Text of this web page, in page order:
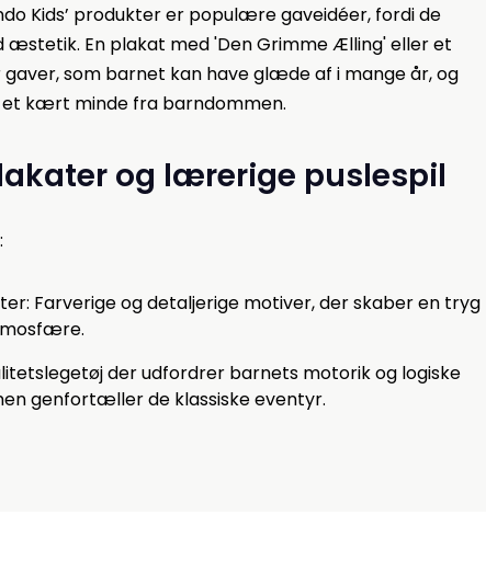
Kids’ produkter er populære gaveidéer, fordi de
En plakat med 'Den Grimme Ælling' eller et
som barnet kan have glæde af i mange år, og
kært minde fra barndommen.
og lærerige puslespil
Farverige og detaljerige motiver, der skaber en tryg
der udfordrer barnets motorik og logiske
genfortæller de klassiske eventyr.